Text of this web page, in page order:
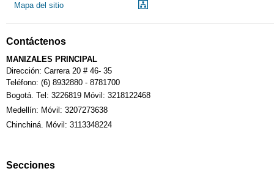
Mapa del sitio
Contáctenos
MANIZALES PRINCIPAL
Dirección: Carrera 20 # 46- 35
Teléfono: (6) 8932880 - 8781700
Bogotá. Tel: 3226819 Móvil: 3218122468
Medellín: Móvil: 3207273638
Chinchiná. Móvil: 3113348224
Secciones